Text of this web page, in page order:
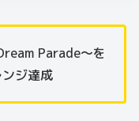
Parade～を
ジ達成